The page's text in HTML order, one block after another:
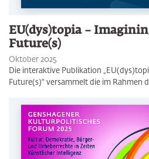
EU(dys)topia –
Future(s)
Oktober 2025
Die interaktive Publikation
Future(s)" versammelt die im Rahmen